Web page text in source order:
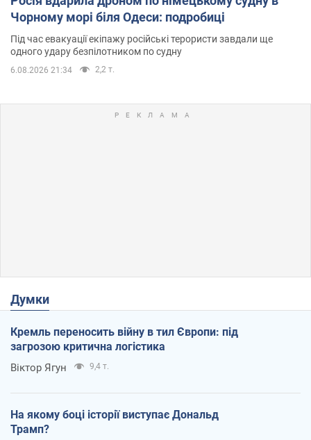
Чорному морі біля Одеси: подробиці
Під час евакуації екіпажу російські терористи завдали ще
одного удару безпілотником по судну
6.08.2026 21:34 2,2 т.
Думки
Кремль переносить війну в тил Європи: під
загрозою критична логістика
Віктор Ягун 9,4 т.
На якому боці історії виступає Дональд
Трамп?